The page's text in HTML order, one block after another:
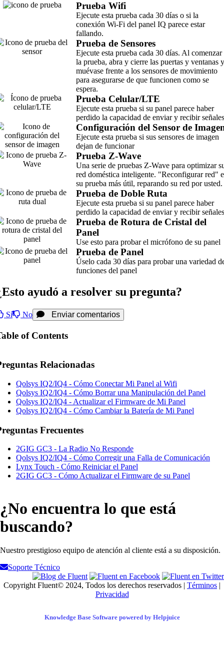
Prueba Wifi
Ejecute esta prueba cada 30 días o si la
conexión Wi-Fi del panel IQ parece estar
fallando.
Prueba de Sensores
Ejecute esta prueba cada 30 días. Al comenzar
la prueba, abra y cierre las puertas y ventanas y
muévase frente a los sensores de movimiento
para asegurarse de que funcionen como se
espera.
Prueba Celular/LTE
Ejecute esta prueba si su panel parece haber
perdido la capacidad de enviar y recibir
Configuración del Sensor de
Ejecute esta prueba si sus sensores de imagen
dejan de funcionar
Prueba Z-Wave
Una serie de pruebas Z-Wave para optimizar
red doméstica inteligente. "Reconfigurar red"
su prueba más útil, reparando su red por usted.
Prueba de Doble Ruta
Ejecute esta prueba si su panel parece haber
perdido la capacidad de enviar y recibir
Prueba de Rotura de Cristal del
Panel
Use esto para probar el micrófono de su panel
Prueba de Panel
Úselo cada 30 días para probar una variedad
funciones del panel
ayudó a resolver su pregunta?
Sí No Enviar comentarios
of Contents
Relacionadas
Qolsys IQ2/IQ4 - Cómo Conectar Mi Panel al Wifi
Qolsys IQ2/IQ4 - Cómo Borrar una Manipulación del Panel
Qolsys IQ2/IQ4 - Actualizar el Firmware de Mi Panel
Qolsys IQ2/IQ4 - Cómo Cambiar la Batería de Mi Panel
Frecuentes
2GIG GC3 - La Radio No Responde
Qolsys IQ2/IQ4 - Cómo Corregir una Falla de Comunicación
Lynx Touch - Cómo Reiniciar el Panel
2GIG GC3 - Cómo Actualizar el Firmware de su Panel
¿No encuentra lo que está
buscando?
Nuestro prestigioso equipo de atención al cliente está a su disposición.
Soporte Técnico
Copyright Fluent© 2024, Todos los derechos reservados | Términos |
Privacidad
Knowledge Base Software powered by Helpjuice